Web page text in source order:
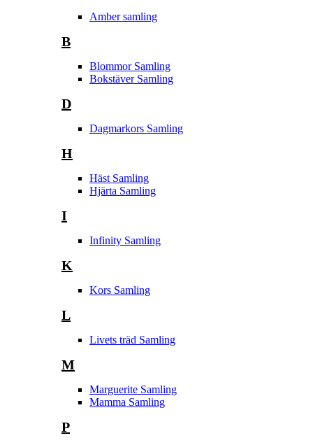
Amber samling
B
Blommor Samling
Bokstäver Samling
D
Dagmarkors Samling
H
Häst Samling
Hjärta Samling
I
Infinity Samling
K
Kors Samling
L
Livets träd Samling
M
Marguerite Samling
Mamma Samling
P